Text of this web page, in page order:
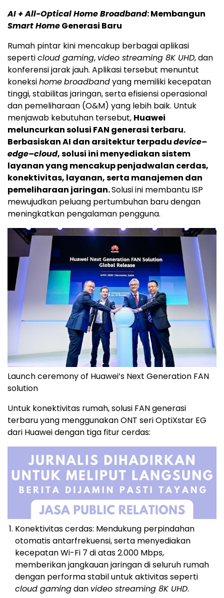
AI + All-Optical Home Broadband: Membangun
Smart HomeGenerasi Baru
Rumah pintar kini mencakup berbagai aplikasi
seperticloud gaming, video streaming 8K UHD, dan
konferensi jarak jauh. Aplikasi tersebut menuntut
koneksihomebroadbandyang memiliki kecepatan
tinggi, stabilitas jaringan, serta efisiensi operasional
dan pemeliharaan (O&M) yang lebih baik. Untuk
menjawab kebutuhan tersebut, Huawei
meluncurkan solusi FAN generasi terbaru.
Berbasiskan AI dan arsitektur terpadudevice–
edge–cloud, solusi ini menyediakan sistem
layanan yang mencakup penjadwalan cerdas,
konektivitas, layanan, serta manajemen dan
pemeliharaan jaringan.Solusi ini membantu ISP
mewujudkan peluang pertumbuhan baru dengan
meningkatkan pengalaman pengguna.
Launch ceremony of Huawei’s Next Generation FAN
solution
Untuk konektivitas rumah, solusi FAN generasi
terbaru yang menggunakan ONT seri OptiXstar EG
dari Huawei dengan tiga fitur cerdas:
Konektivitas cerdas: Mendukung perpindahan
otomatis antarfrekuensi, serta menyediakan
kecepatan Wi-Fi 7 di atas 2.000 Mbps,
memberikan jangkauan jaringan di seluruh rumah
dengan performa stabil untuk aktivitas seperti
cloud gamingdan video streaming 8K UHD.